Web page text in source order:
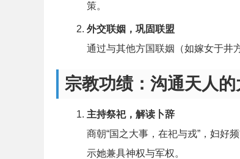
策。
外交联姻，巩固联盟
通过与其他方国联姻（如嫁女于井
宗教功绩：沟通天人的
主持祭祀，解读卜辞
商朝“国之大事，在祀与戎”，妇好
示她兼具神权与军权。